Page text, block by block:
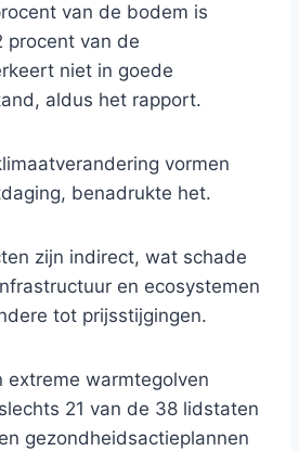
van de bodem is
procent van de
niet in goede
aldus het rapport.
vormen
benadrukte het.
zijn indirect, wat schade
en ecosystemen
tot prijsstijgingen.
extreme warmtegolven
21 van de 38 lidstaten
gezondheidsactieplannen